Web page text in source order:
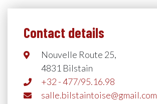
Contact details
Nouvelle Route 25,
4831 Bilstain
+32 - 477/95.16.98
salle.bilstaintoise@gmail.com